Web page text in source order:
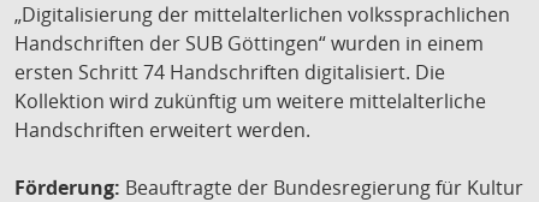
„Digitalisierung der mittelalterlichen volkssprachlichen
Handschriften der SUB Göttingen“ wurden in einem
ersten Schritt 74 Handschriften digitalisiert. Die
Kollektion wird zukünftig um weitere mittelalterliche
Handschriften erweitert werden.
Förderung: Beauftragte der Bundesregierung für Kultur